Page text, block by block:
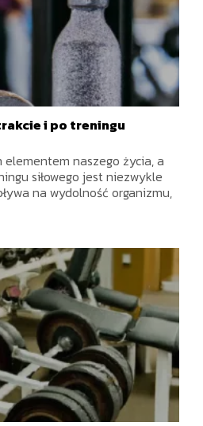
i po treningu
elementem naszego życia, a
siłowego jest niezwykle
na wydolność organizmu,